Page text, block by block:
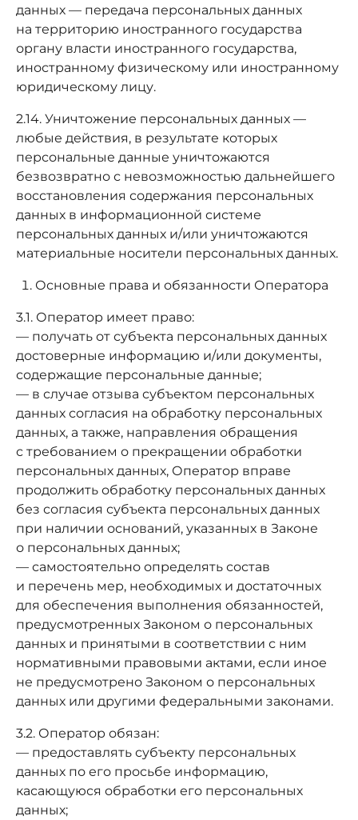
данных — передача персональных данных
на территорию иностранного государства
органу власти иностранного государства,
иностранному физическому или иностранному
юридическому лицу.
2.14. Уничтожение персональных данных —
любые действия, в результате которых
персональные данные уничтожаются
безвозвратно с невозможностью дальнейшего
восстановления содержания персональных
данных в информационной системе
персональных данных и/или уничтожаются
материальные носители персональных данных.
Основные права и обязанности Оператора
3.1. Оператор имеет право:
— получать от субъекта персональных данных
достоверные информацию и/или документы,
содержащие персональные данные;
— в случае отзыва субъектом персональных
данных согласия на обработку персональных
данных, а также, направления обращения
с требованием о прекращении обработки
персональных данных, Оператор вправе
продолжить обработку персональных данных
без согласия субъекта персональных данных
при наличии оснований, указанных в Законе
о персональных данных;
— самостоятельно определять состав
и перечень мер, необходимых и достаточных
для обеспечения выполнения обязанностей,
предусмотренных Законом о персональных
данных и принятыми в соответствии с ним
нормативными правовыми актами, если иное
не предусмотрено Законом о персональных
данных или другими федеральными законами.
3.2. Оператор обязан:
— предоставлять субъекту персональных
данных по его просьбе информацию,
касающуюся обработки его персональных
данных;